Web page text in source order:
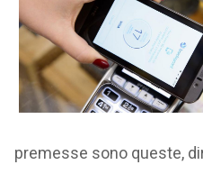
premesse sono queste,